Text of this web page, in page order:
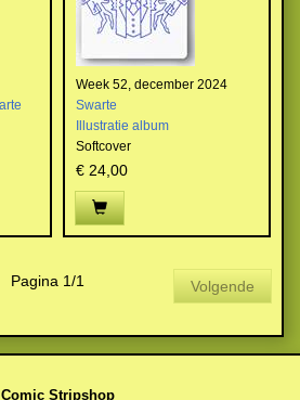
Week 52, december 2024
Swarte
Illustratie album
Softcover
€ 24,00
Pagina 1/1 Volgende
Comic Stripshop